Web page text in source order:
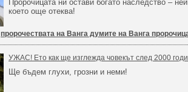
Пророчицата ни остави богато наследство –
което още отеква!
пророчествата на Ванга думите на Ванга
УЖАС! Ето как ще изглежда човекът след 2000
Ще бъдем глухи, грозни и неми!